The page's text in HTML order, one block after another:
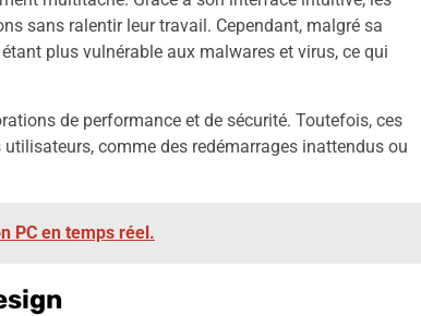
sans ralentir leur travail. Cependant, malgré sa
étant plus vulnérable aux malwares et virus, ce qui
de performance et de sécurité. Toutefois, ces
comme des redémarrages inattendus ou
PC en temps réel.